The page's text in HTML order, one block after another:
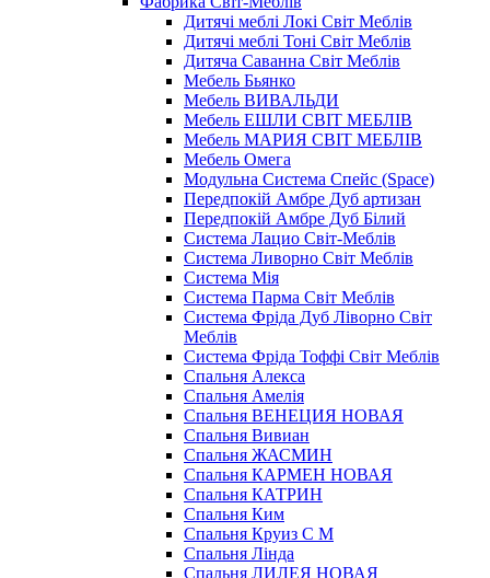
Дитячі меблі Локі Світ Меблів
Дитячі меблі Тоні Світ Меблів
Дитяча Саванна Світ Меблів
Мебель Бьянко
Мебель ВИВАЛЬДИ
Мебель ЕШЛИ СВІТ МЕБЛІВ
Мебель МАРИЯ СВІТ МЕБЛІВ
Мебель Омега
Модульна Cистема Спейс (Space)
Передпокій Амбре Дуб артизан
Передпокій Амбре Дуб Білий
Система Лацио Світ-Меблів
Система Ливорно Світ Меблів
Система Мія
Система Парма Свiт Меблiв
Система Фріда Дуб Ліворно Світ
Меблів
Система Фріда Тоффі Світ Меблів
Спальня Алекса
Спальня Амелія
Спальня ВЕНЕЦИЯ НОВАЯ
Спальня Вивиан
Спальня ЖАСМИН
Спальня КАРМЕН НОВАЯ
Спальня КАТРИН
Спальня Ким
Спальня Круиз С М
Спальня Лінда
Спальня ЛИЛЕЯ НОВАЯ